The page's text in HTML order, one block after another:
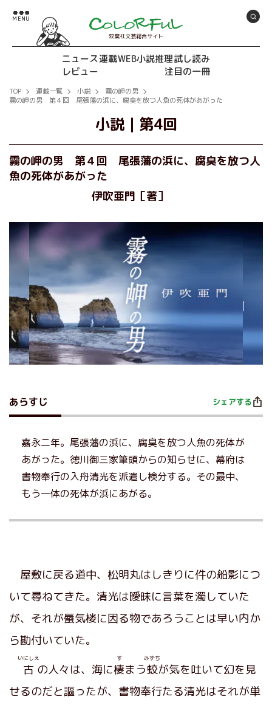
双葉社文芸総合サイト
ニュース連載WEB小説推理試し読み
レビュー
注目の一冊
TOP 連載一覧 小説
霧の岬の男
霧の岬の男 第４回 尾張藩の浜に、腐臭を放つ人魚の死体があがった
小説｜ 第4回
霧の岬の男 第４回 尾張藩の浜に、腐臭を放つ人
魚の死体があがった
伊吹亜門［著］
あらすじ シェアする
嘉永二年。尾張藩の浜に、腐臭を放つ人魚の死体が
あがった。徳川御三家筆頭からの知らせに、幕府は
書物奉行の入舟清光を派遣し検分する。その最中、
もう一体の死体が浜にあがる。
屋敷に戻る道中、松明丸はしきりに件の船影につ
いて尋ねてきた。清光は曖昧に言葉を濁していた
が、それが蜃気楼に因る物であろうことは早い内か
ら勘付いていた。
古
いにしえ
の人々は、海に棲
す
まう蛟
みずち
が気を吐いて幻を見
せるのだと謳ったが、書物奉行たる清光はそれが単